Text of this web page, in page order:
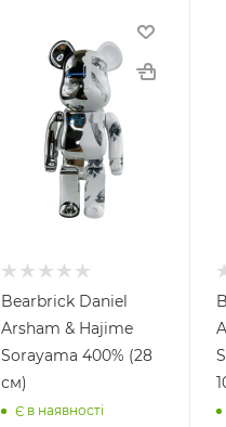
Bearbrick Daniel
Arsham & Hajime
Sorayama 400% (28
см)
Є в наявності